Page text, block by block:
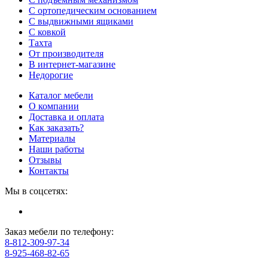
С ортопедическим основанием
С выдвижными ящиками
С ковкой
Тахта
От производителя
В интернет-магазине
Недорогие
Каталог мебели
О компании
Доставка и оплата
Как заказать?
Материалы
Наши работы
Отзывы
Контакты
Мы в соцсетях:
Заказ мебели по телефону:
8-812-309-97-34
8-925-468-82-65